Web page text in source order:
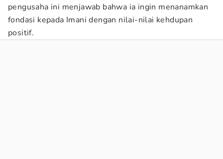
pengusaha ini menjawab bahwa ia ingin menanamkan
fondasi kepada Imani dengan nilai-nilai kehdupan
positif.